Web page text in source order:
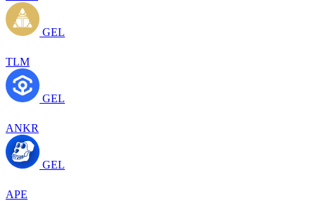
GEL
TLM
GEL
ANKR
GEL
APE